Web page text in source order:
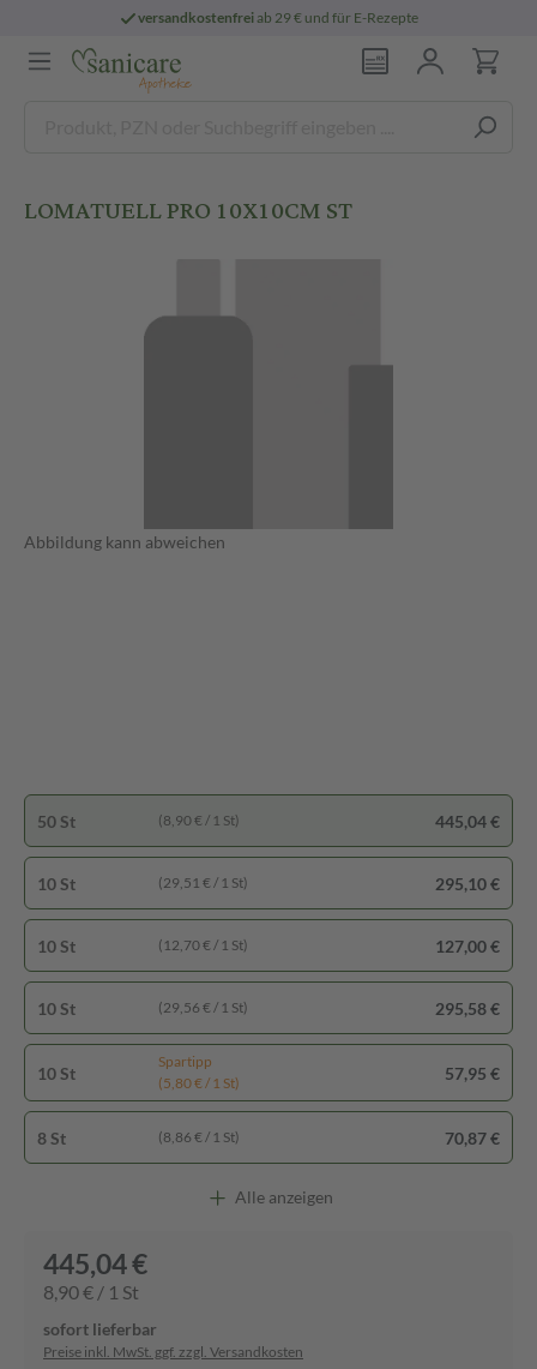
versandkostenfreiab 29 € und für E-Rezepte
LOMATUELL PRO 10X10CM ST
Abbildung kann abweichen
50 St (8,90 € / 1 St) 445,04 €
10 St (29,51 € / 1 St) 295,10 €
10 St (12,70 € / 1 St) 127,00 €
10 St (29,56 € / 1 St) 295,58 €
10 St
Spartipp
(5,80 € / 1 St)
57,95 €
8 St (8,86 € / 1 St) 70,87 €
Alle anzeigen
445,04 €
8,90 € / 1 St
sofort lieferbar
Preise inkl. MwSt. ggf. zzgl. Versandkosten